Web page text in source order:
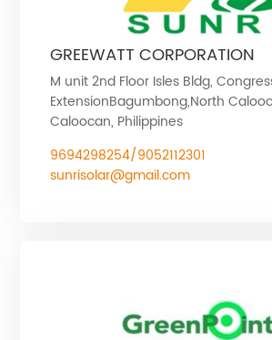
GREEWATT CORPORATION
M unit 2nd Floor Isles Bldg,
ExtensionBagumbong,North
Caloocan, Philippines
9694298254/9052112301
sunrisolar@gmail.com